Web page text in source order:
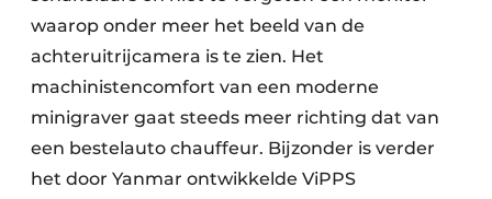
waarop onder meer het beeld van de
achteruitrijcamera is te zien. Het
machinistencomfort van een moderne
minigraver gaat steeds meer richting dat van
een bestelauto chauffeur. Bijzonder is verder
het door Yanmar ontwikkelde ViPPS